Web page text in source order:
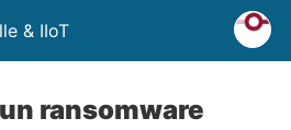
& IIoT
ransomware